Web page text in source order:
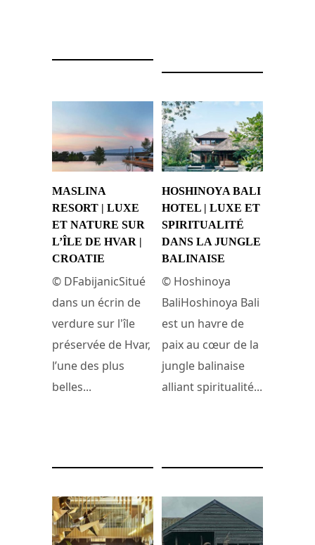
MASLINA
RESORT | LUXE
ET NATURE SUR
L’ÎLE DE HVAR |
CROATIE
© DFabijanicSitué
dans un écrin de
verdure sur l'île
préservée de Hvar,
l’une des plus
belles...
HOSHINOYA BALI
HOTEL | LUXE ET
SPIRITUALITÉ
DANS LA JUNGLE
BALINAISE
© Hoshinoya
BaliHoshinoya Bali
est un havre de
paix au cœur de la
jungle balinaise
alliant spiritualité...